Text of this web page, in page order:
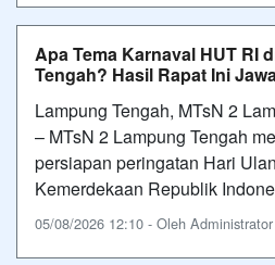
Apa Tema Karnaval HUT RI
Tengah? Hasil Rapat Ini
Lampung Tengah, MTsN 2
– MTsN 2 Lampung Tengah
persiapan peringatan Hari
Kemerdekaan Republik
05/08/2026 12:10 - Oleh